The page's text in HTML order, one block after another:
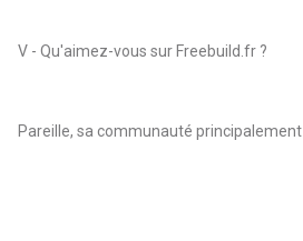
V - Qu'aimez-vous sur Freebuild.fr ?
Pareille, sa communauté principalement